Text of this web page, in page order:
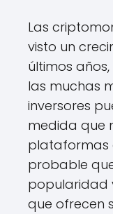
Las
visto un
últimos
las muchas
inversores
medida que
plataformas
probable
popularidad
que ofrecen